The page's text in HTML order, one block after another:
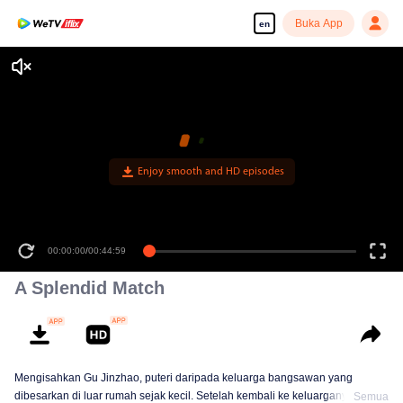
en Buka App
Enjoy smooth and HD episodes
00:00:00/00:44:59
A Splendid Match
Mengisahkan Gu Jinzhao, puteri daripada keluarga bangsawan yang
dibesarkan di luar rumah sejak kecil. Setelah kembali ke keluarganya Semua